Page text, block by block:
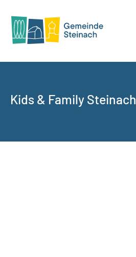
Kids & Family Steinach